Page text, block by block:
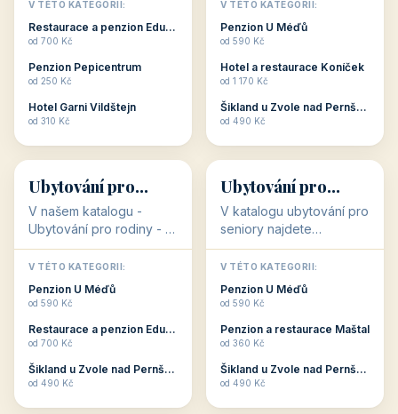
dovolenou přímo
souvisejí. Aktivní
odpočinek jso...
V TÉTO KATEGORII:
Restaurace a penzion Eduard
od 700 Kč
Penzion Pepicentrum
od 250 Kč
Hotel Garni Vildštejn
od 310 Kč
cenově dostupné
ubytování v ČR. Budete
c...
V TÉTO KATEGORII:
Penzion U Méďů
od 590 Kč
Hotel a restaurace Koníček
od 1 170 Kč
Šikland u Zvole nad Pernštejnem
od 490 Kč
👨‍👩‍👧‍👦
👨‍👩‍👧‍👦
34 objektů
Ubytování pro
rodiny
V našem katalogu -
Ubytování pro rodiny -
jsou pro Vás připraveny
objekty, které svojí
polohou či vybaveností,
nabízí klidné ubytování
V TÉTO KATEGORII:
Penzion U Méďů
od 590 Kč
Restaurace a penzion Eduard
od 700 Kč
Šikland u Zvole nad Pernštejnem
od 490 Kč
🧓
🧓
33 objektů
Ubytování pro
seniory
V katalogu ubytování pro
seniory najdete
penziony a hotely, které
jsou přizpůsobeny pro
ubytování klientů vyššího
věku. Některé z nich
V TÉTO KATEGORII:
Penzion U Méďů
od 590 Kč
Penzion a restaurace Maštal
od 360 Kč
Šikland u Zvole nad Pernštejnem
od 490 Kč
💕 🚴